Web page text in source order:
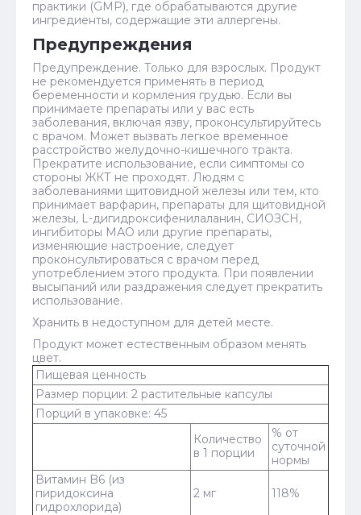
практики (GMP), где обрабатываются другие
ингредиенты, содержащие эти аллергены.
Предупреждения
Предупреждение. Только для взрослых. Продукт
не рекомендуется применять в период
беременности и кормления грудью. Если вы
принимаете препараты или у вас есть
заболевания, включая язву, проконсультируйтесь
с врачом. Может вызвать легкое временное
расстройство желудочно-кишечного тракта.
Прекратите использование, если симптомы со
стороны ЖКТ не проходят. Людям с
заболеваниями щитовидной железы или тем, кто
принимает варфарин, препараты для щитовидной
железы, L-дигидроксифенилаланин, СИОЗСН,
ингибиторы МАО или другие препараты,
изменяющие настроение, следует
проконсультироваться с врачом перед
употреблением этого продукта. При появлении
высыпаний или раздражения следует прекратить
использование.
Хранить в недоступном для детей месте.
Продукт может естественным образом менять
цвет.
Пищевая ценность
Размер порции: 2 растительные капсулы
Порций в упаковке: 45
Количество
в 1 порции
% от
суточной
нормы
Витамин B6 (из
пиридоксина
гидрохлорида)
2 мг 118%